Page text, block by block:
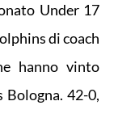
Under 17
di coach
hanno vinto
42-0,